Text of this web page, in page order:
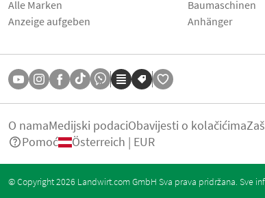
Alle Marken
Anzeige aufgeben
Baumaschinen
Anhänger
O namaMedijski podaciObavijesti o kolačićima
Pomoć
Österreich | EUR
© Copyright 2026 Landwirt.com GmbH Sva prava pridržana. Sve